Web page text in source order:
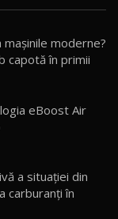
moderne?
capotă în primii
eBoost Air
a situației din
carburanți în